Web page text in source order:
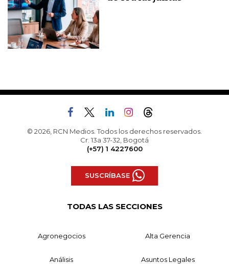
© 2026, RCN Medios. Todos los derechos reservados.
Cr. 13a 37-32, Bogotá
(+57) 1 4227600
SUSCRÍBASE
TODAS LAS SECCIONES
Agronegocios Alta Gerencia
Análisis Asuntos Legales